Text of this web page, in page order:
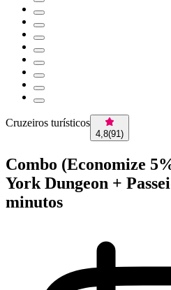
Cruzeiros turísticos
4,8(91)
Combo (Economize
York Dungeon +
minutos